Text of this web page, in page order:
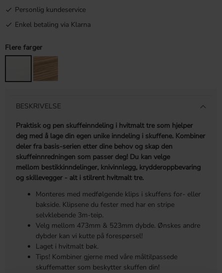
Personlig kundeservice
Enkel betaling via Klarna
Flere farger
BESKRIVELSE
Praktisk og pen skuffeinndeling i hvitmalt tre som hjelper
deg med å lage din egen unike inndeling i skuffene. Kombiner
deler fra basis-serien etter dine behov og skap den
skuffeinnredningen som passer deg! Du kan velge
mellom bestikkinndelinger, knivinnlegg, krydderoppbevaring
og skillevegger - alt i stilrent hvitmalt tre.
Monteres med medfølgende klips i skuffens for- eller
bakside. Klipsene du fester med har en stripe
selvklebende 3m-teip.
Velg mellom 473mm & 523mm dybde. Ønskes andre
dybder kan vi kutte på forespørsel!
Laget i hvitmalt bøk.
Tips! Kombiner gjerne med våre måltilpassede
skuffematter som beskytter skuffen din!